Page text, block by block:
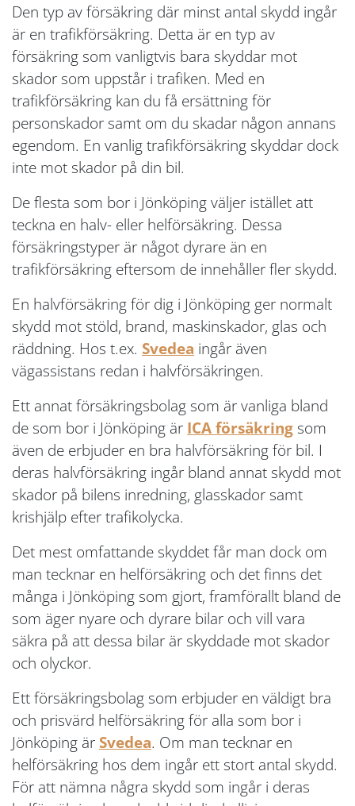
Den typ av försäkring där minst antal skydd ingår
är en trafikförsäkring. Detta är en typ av
försäkring som vanligtvis bara skyddar mot
skador som uppstår i trafiken. Med en
trafikförsäkring kan du få ersättning för
personskador samt om du skadar någon annans
egendom. En vanlig trafikförsäkring skyddar dock
inte mot skador på din bil.
De flesta som bor i Jönköping väljer istället att
teckna en halv- eller helförsäkring. Dessa
försäkringstyper är något dyrare än en
trafikförsäkring eftersom de innehåller fler skydd.
En halvförsäkring för dig i Jönköping ger normalt
skydd mot stöld, brand, maskinskador, glas och
räddning. Hos t.ex. Svedea ingår även
vägassistans redan i halvförsäkringen.
Ett annat försäkringsbolag som är vanliga bland
de som bor i Jönköping är ICA försäkring som
även de erbjuder en bra halvförsäkring för bil. I
deras halvförsäkring ingår bland annat skydd mot
skador på bilens inredning, glasskador samt
krishjälp efter trafikolycka.
Det mest omfattande skyddet får man dock om
man tecknar en helförsäkring och det finns det
många i Jönköping som gjort, framförallt bland de
som äger nyare och dyrare bilar och vill vara
säkra på att dessa bilar är skyddade mot skador
och olyckor.
Ett försäkringsbolag som erbjuder en väldigt bra
och prisvärd helförsäkring för alla som bor i
Jönköping är Svedea. Om man tecknar en
helförsäkring hos dem ingår ett stort antal skydd.
För att nämna några skydd som ingår i deras